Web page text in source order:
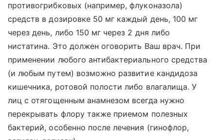
противогрибковых (например, флуконазола)
средств в дозировке 50 мг каждый день, 100 мг
через день, либо 150 мг через 2 дня либо
нистатина. Это должен оговорить Ваш врач. При
применении любого антибактериального средства
(и любым путем) возможно развитие кандидоза
кишечника, ротовой полости либо влагалища. У
лиц с отягощенным анамнезом всегда нужно
перекрывать флору также приемом полезных
бактерий, особенно после лечения (гинофлор,